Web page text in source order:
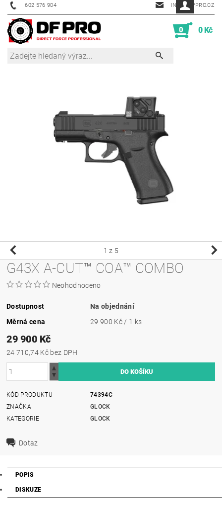
602 576 904 INFO@DFPRO.CZ
0 0 Kč
1 z 5
G43X A-CUT™ COA™ COMBO
Neohodnoceno
Dostupnost
Na objednání
Měrná cena
29 900 Kč / 1 ks
29 900 Kč
24 710,74 Kč bez DPH
KÓD PRODUKTU
74394C
ZNAČKA
GLOCK
KATEGORIE
GLOCK
Dotaz
POPIS
DISKUZE